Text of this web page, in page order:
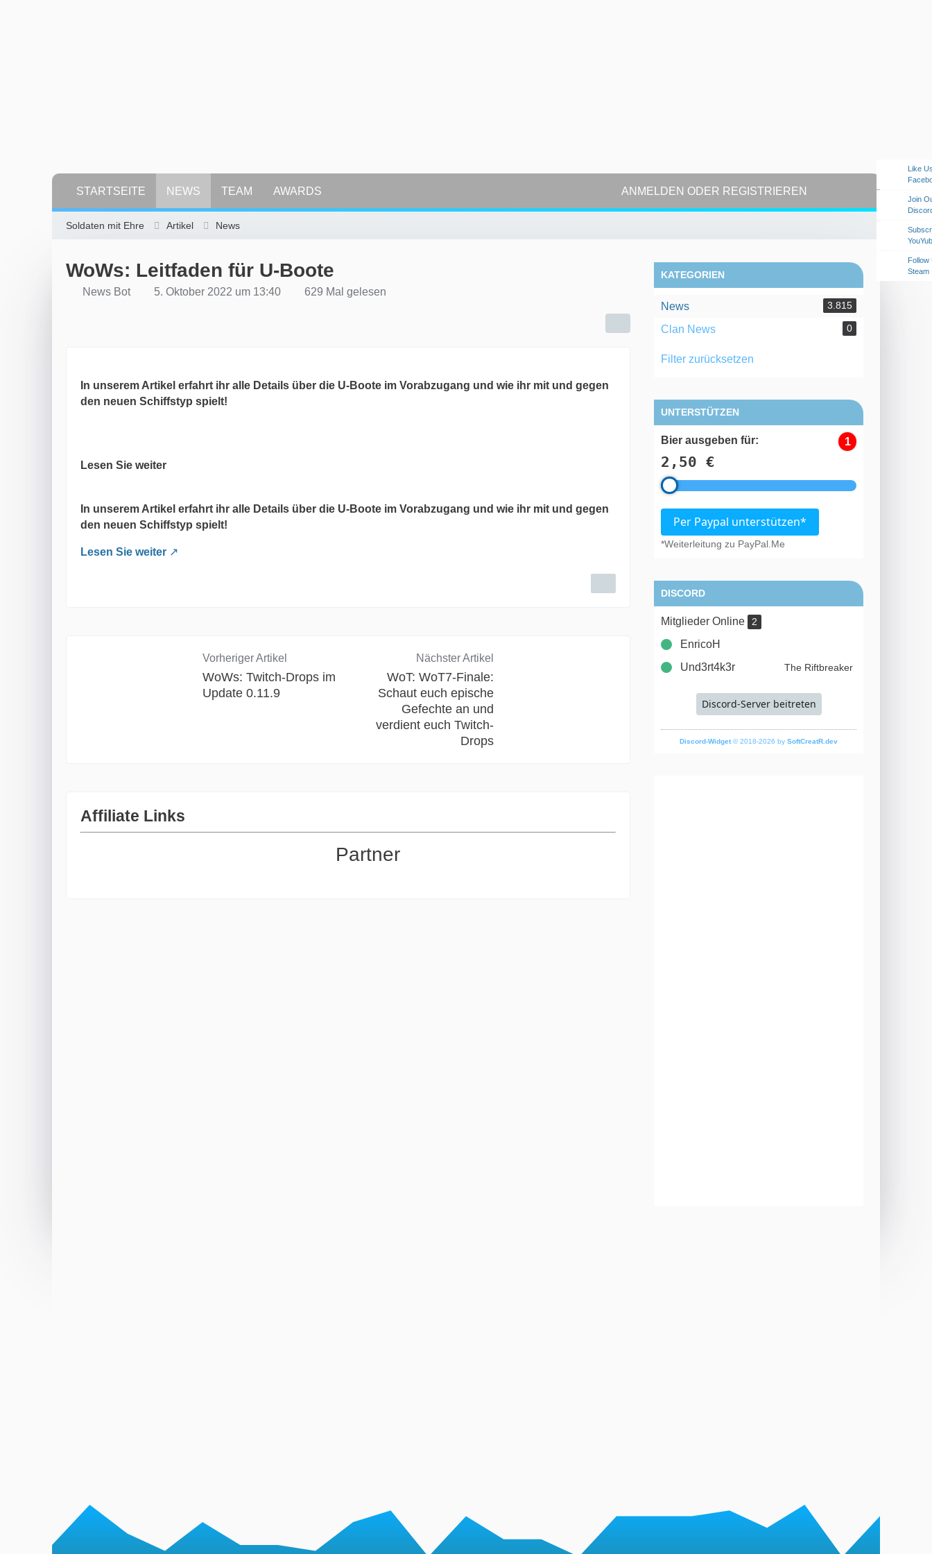
STARTSEITE NEWS TEAM AWARDS ANMELDEN ODER REGISTRIEREN
Soldaten mit Ehre Artikel News
WoWs: Leitfaden für U-Boote
News Bot 5. Oktober 2022 um 13:40 629 Mal gelesen
In unserem Artikel erfahrt ihr alle Details über die U-Boote im Vorabzugang und wie ihr mit und gegen
den neuen Schiffstyp spielt!
Lesen Sie weiter
In unserem Artikel erfahrt ihr alle Details über die U-Boote im Vorabzugang und wie ihr mit und gegen
den neuen Schiffstyp spielt!
Lesen Sie weiter
Vorheriger Artikel
WoWs: Twitch-Drops im
Update 0.11.9
Nächster Artikel
WoT: WoT7-Finale:
Schaut euch epische
Gefechte an und
verdient euch Twitch-
Drops
Affiliate Links
Partner
KATEGORIEN
News 3.815
Clan News 0
Filter zurücksetzen
UNTERSTÜTZEN
Bier ausgeben für:
2,50 €
1
Per Paypal unterstützen*
*Weiterleitung zu PayPal.Me
DISCORD
Mitglieder Online 2
EnricoH
Und3rt4k3r
The Riftbreaker
Discord-Server beitreten
Discord-Widget© 2018-2026 by SoftCreatR.dev
Like
Join
Follow
Steam